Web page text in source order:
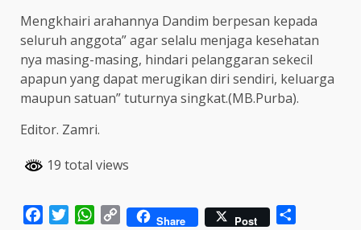
Mengkhairi arahannya Dandim berpesan kepada
seluruh anggota” agar selalu menjaga kesehatan
nya masing-masing, hindari pelanggaran sekecil
apapun yang dapat merugikan diri sendiri, keluarga
maupun satuan” tuturnya singkat.(MB.Purba).
Editor. Zamri.
19 total views
FacebookTwitterWhatsApp
Copy Share Post